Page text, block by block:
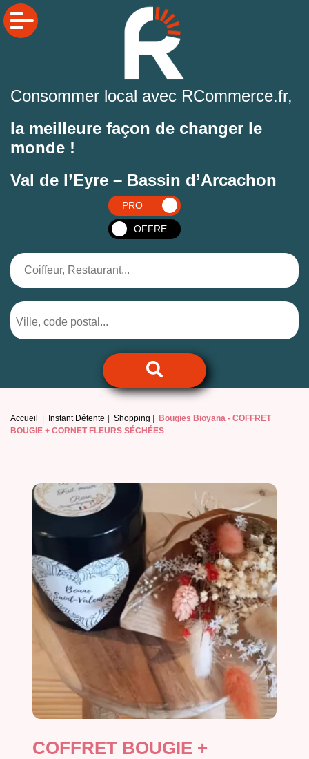
Consommer local avec RCommerce.fr,
la meilleure façon de changer le
monde !
Val de l’Eyre – Bassin d’Arcachon
PRO
OFFRE
Accueil Instant Détente Shopping Bougies Bioyana -COFFRET
BOUGIE + CORNET FLEURS SÉCHÉES
COFFRET BOUGIE +